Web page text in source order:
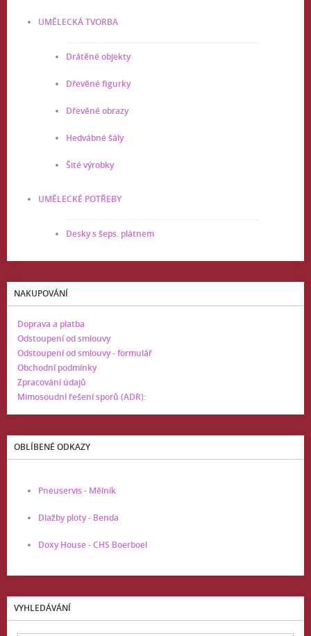
UMĚLECKÁ TVORBA
Drátěné objekty
Dřevěné figurky
Dřevěné obrazy
Hedvábné šály
Šité výrobky
UMĚLECKÉ POTŘEBY
Desky s šeps. plátnem
NAKUPOVÁNÍ
Doprava a platba
Odstoupení od smlouvy
Odstoupení od smlouvy - formulář
Obchodní podmínky
Zpracování údajů
Mimosoudní řešení sporů (ADR):
OBLÍBENÉ ODKAZY
Pneuservis - Mělník
Dlažby ploty - Benda
Doxy House - CHS Boerboel
VYHLEDÁVÁNÍ